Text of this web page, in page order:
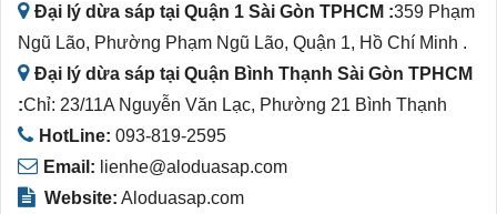
Đại lý dừa sáp tại Quận 1 Sài Gòn TPHCM :359 Phạm
Ngũ Lão, Phường Phạm Ngũ Lão, Quận 1, Hồ Chí Minh .
Đại lý dừa sáp tại Quận Bình Thạnh Sài Gòn TPHCM
:Chỉ: 23/11A Nguyễn Văn Lạc, Phường 21 Bình Thạnh
HotLine: 093-819-2595
Email: lienhe@aloduasap.com
Website: Aloduasap.com